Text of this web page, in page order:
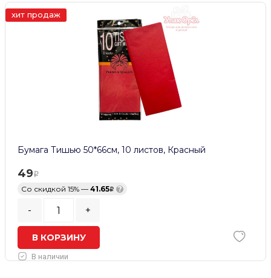
хит продаж
Бумага Тишью 50*66см, 10 листов, Красный
49
Со скидкой 15% — 41.65 ?
- +
В КОРЗИНУ
В наличии